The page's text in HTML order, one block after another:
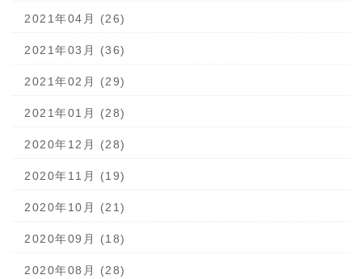
2021年04月 (26)
2021年03月 (36)
2021年02月 (29)
2021年01月 (28)
2020年12月 (28)
2020年11月 (19)
2020年10月 (21)
2020年09月 (18)
2020年08月 (28)